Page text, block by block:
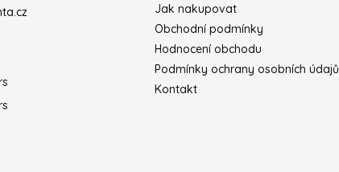
Jak nakupovat
Obchodní podmínky
Hodnocení obchodu
Podmínky ochrany osobních údajů
Kontakt